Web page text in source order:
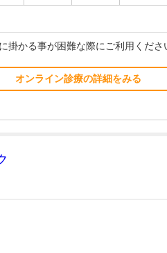
掛かる事が困難な際にご利用くださ
オンライン診療の詳細をみる